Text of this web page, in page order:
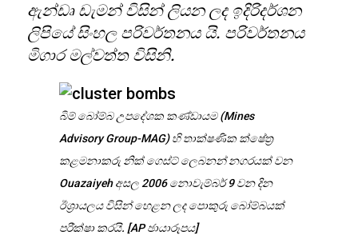
ඇන්ඩෘ ඩැමන් විසින් ලියන ලද ඉදිරිදර්ශන
ලිපියේ සිංහල පරිවර්තනය යි. පරිවර්තනය
මිගාර මල්වත්ත විසිනි.
බිම් බෝම්බ උපදේශක කණ්ඩායම (Mines
Advisory Group-MAG) හි තාක්ෂණික ක්ෂේත්‍ර
කළමනාකරු නික් ගෙස්ට් ලෙබනන් නගරයක් වන
Ouazaiyeh අසල 2006 නොවැම්බර් 9 වන දින
ඊශ්‍රායලය විසින් හෙළන ලද පොකුරු බෝම්බයක්
පරීක්ෂා කරයි. [AP ඡායාරූපය]